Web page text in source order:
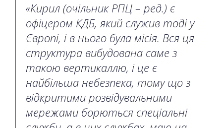
«Кирил (очільник РПЦ – ред.) є
офіцером КДБ, який служив тоді у
Європі, і в нього була місія. Вся ця
структура вибудована саме з
такою вертикаллю, і це є
найбільша небезпека, тому що з
відкритими розвідувальними
мережами борються спеціальні